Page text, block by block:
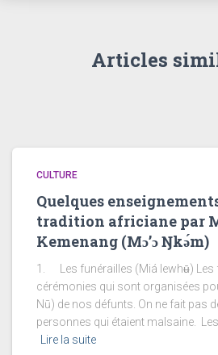
Articles
CULTURE
Quelques
tradition africiane par
Kemenang (Mɔ’ɔ Ŋkǝ́m)
1. Les funérailles (Miá lewhʉ̄) Les
cérémonies qui sont organisées
Nū) de nos défunts. On ne fait pas
personnes qui étaient malsaine.
Lire la suite